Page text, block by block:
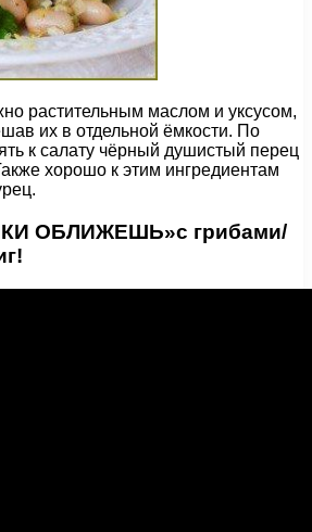
растительным маслом и уксусом,
их в отдельной ёмкости. По
к салату чёрный душистый перец
хорошо к этим ингредиентам
ОБЛИЖЕШЬ»с грибами/